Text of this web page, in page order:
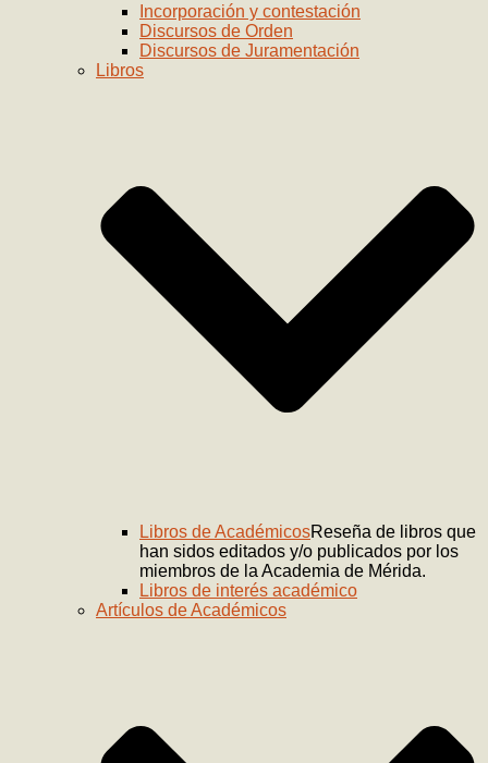
Incorporación y contestación
Discursos de Orden
Discursos de Juramentación
Libros
Libros de AcadémicosReseña de libros que
han sidos editados y/o publicados por los
miembros de la Academia de Mérida.
Libros de interés académico
Artículos de Académicos